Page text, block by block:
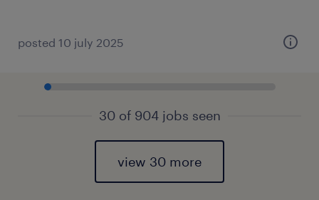
posted 10 july 2025
30 of 904 jobs seen
view 30 more